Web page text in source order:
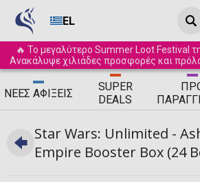
EL
🔥 Το μεγαλύτερο Summer Loot Festival
Ανακάλυψε χιλιάδες προσφορές και
out! ☀️
ΝΈΕΣ ΑΦΊΞΕΙΣ
SUPER
DEALS
Star Wars: Unlimited -
Empire Booster Box (24